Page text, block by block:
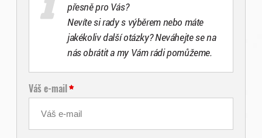
přesně pro Vás?
Nevíte si rady s výběrem nebo máte
jakékoliv další otázky? Neváhejte se na
nás obrátit a my Vám rádi pomůžeme.
Váš e-mail